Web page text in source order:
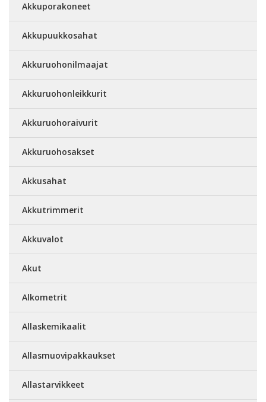
Akkuporakoneet
Akkupuukkosahat
Akkuruohonilmaajat
Akkuruohonleikkurit
Akkuruohoraivurit
Akkuruohosakset
Akkusahat
Akkutrimmerit
Akkuvalot
Akut
Alkometrit
Allaskemikaalit
Allasmuovipakkaukset
Allastarvikkeet